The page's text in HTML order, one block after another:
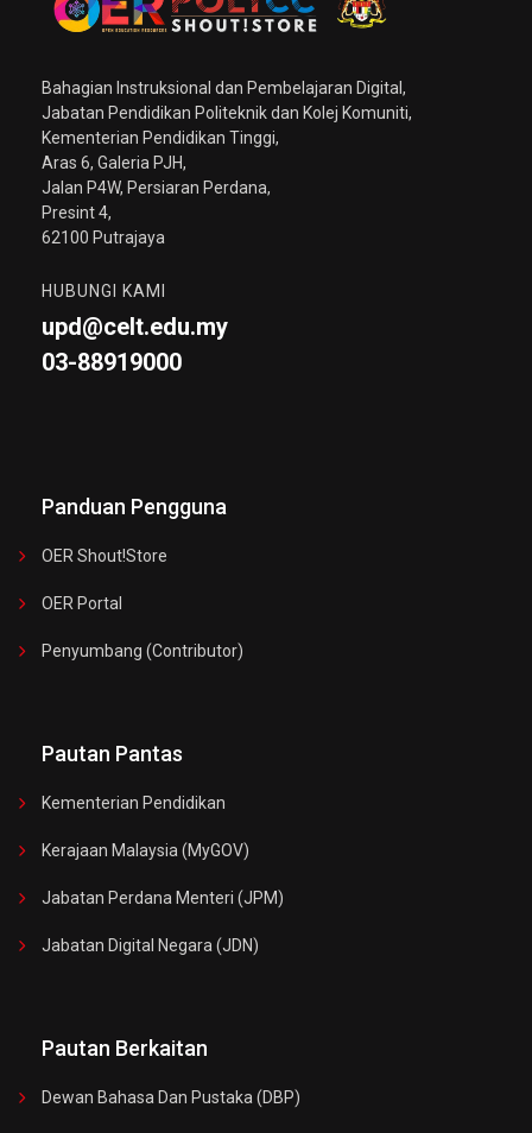
Bahagian Instruksional dan Pembelajaran Digital,
Jabatan Pendidikan Politeknik dan Kolej Komuniti,
Kementerian Pendidikan Tinggi,
Aras 6, Galeria PJH,
Jalan P4W, Persiaran Perdana,
Presint 4,
62100 Putrajaya
HUBUNGI KAMI
upd@celt.edu.my
03-88919000
Panduan Pengguna
OER Shout!store
OER Portal
Penyumbang (Contributor)
Pautan Pantas
Kementerian Pendidikan
Kerajaan Malaysia (MyGOV)
Jabatan Perdana Menteri (JPM)
Jabatan Digital Negara (JDN)
Pautan Berkaitan
Dewan Bahasa Dan Pustaka (DBP)